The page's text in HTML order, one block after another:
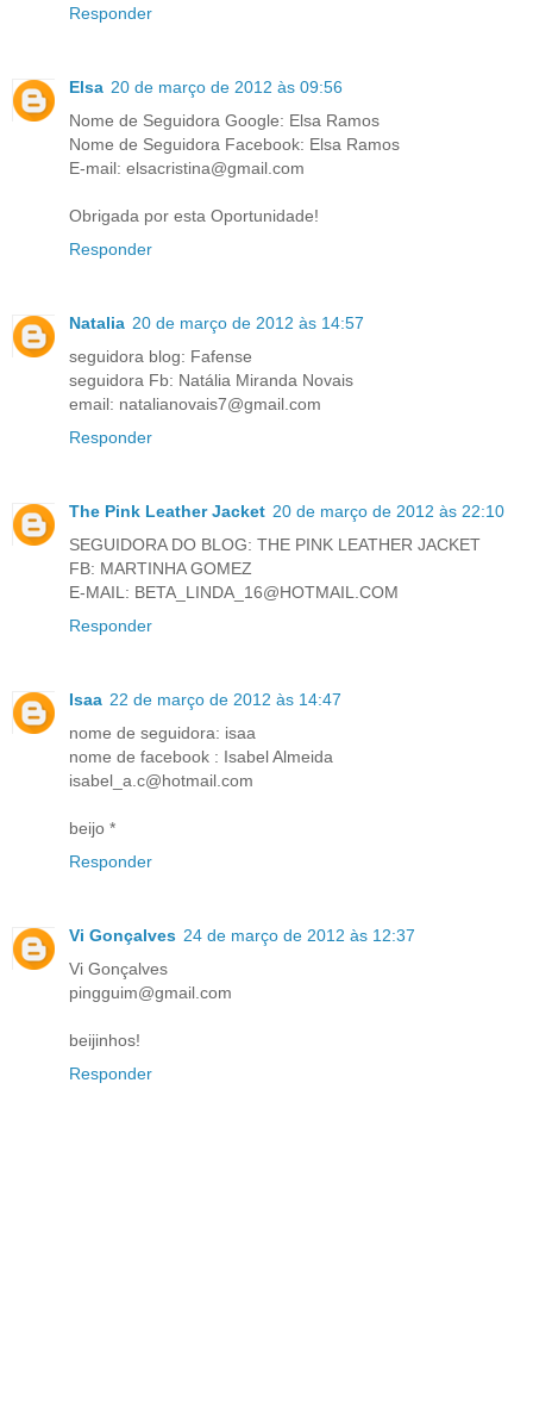
Responder
Elsa 20 de março de 2012 às 09:56
Nome de Seguidora Google: Elsa Ramos
Nome de Seguidora Facebook: Elsa Ramos
E-mail: elsacristina@gmail.com
Obrigada por esta Oportunidade!
Responder
Natalia 20 de março de 2012 às 14:57
seguidora blog: Fafense
seguidora Fb: Natália Miranda Novais
email: natalianovais7@gmail.com
Responder
The Pink Leather Jacket 20 de março de 2012 às 22:10
SEGUIDORA DO BLOG: THE PINK LEATHER JACKET
FB: MARTINHA GOMEZ
E-MAIL: BETA_LINDA_16@HOTMAIL.COM
Responder
Isaa 22 de março de 2012 às 14:47
nome de seguidora: isaa
nome de facebook : Isabel Almeida
isabel_a.c@hotmail.com
beijo *
Responder
Vi Gonçalves 24 de março de 2012 às 12:37
Vi Gonçalves
pingguim@gmail.com
beijinhos!
Responder